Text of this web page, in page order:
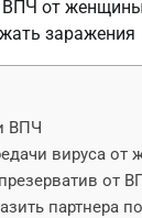
ВПЧ
вируса
от
партнера